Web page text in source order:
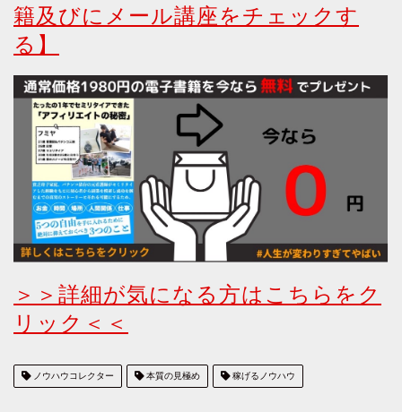
籍及びにメール講座をチェックす
る】
＞＞詳細が気になる方はこちらをク
リック＜＜
ノウハウコレクター 本質の見極め 稼げるノウハウ